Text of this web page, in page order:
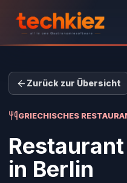
Zurück zur Übersicht
GRIECHISCHES
in Berlin